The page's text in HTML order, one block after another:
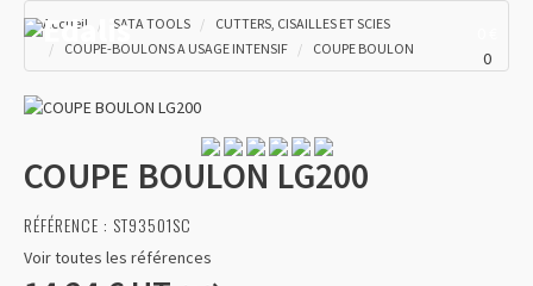
0
Accueil SATA TOOLS
CUTTERS, CISAILLES ET SCIES
COUPE-BOULONS A USAGE INTENSIF
COUPE BOULON
COUPE BOULON LG200
RÉFÉRENCE : ST93501SC
Voir toutes les références